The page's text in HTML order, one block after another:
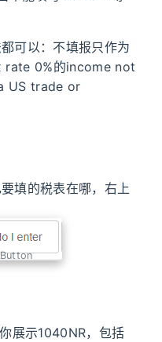
可以：不填报只作为
rate 0%的income not
US trade or
填的税表在哪，右上
展示1040NR，包括